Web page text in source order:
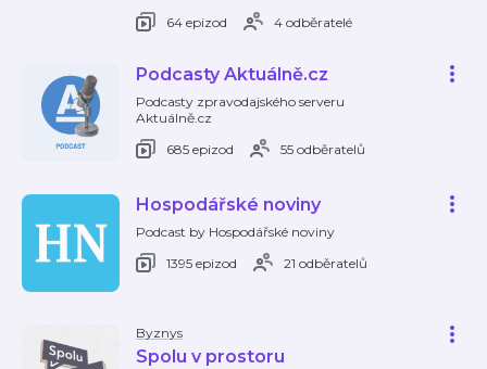
64 epizod
4 odběratelé
Podcasty Aktuálně.cz
Podcasty zpravodajského serveru
Aktuálně.cz
685 epizod
55 odběratelů
Hospodářské noviny
Podcast by Hospodářské noviny
1395 epizod
21 odběratelů
Byznys
Spolu v prostoru